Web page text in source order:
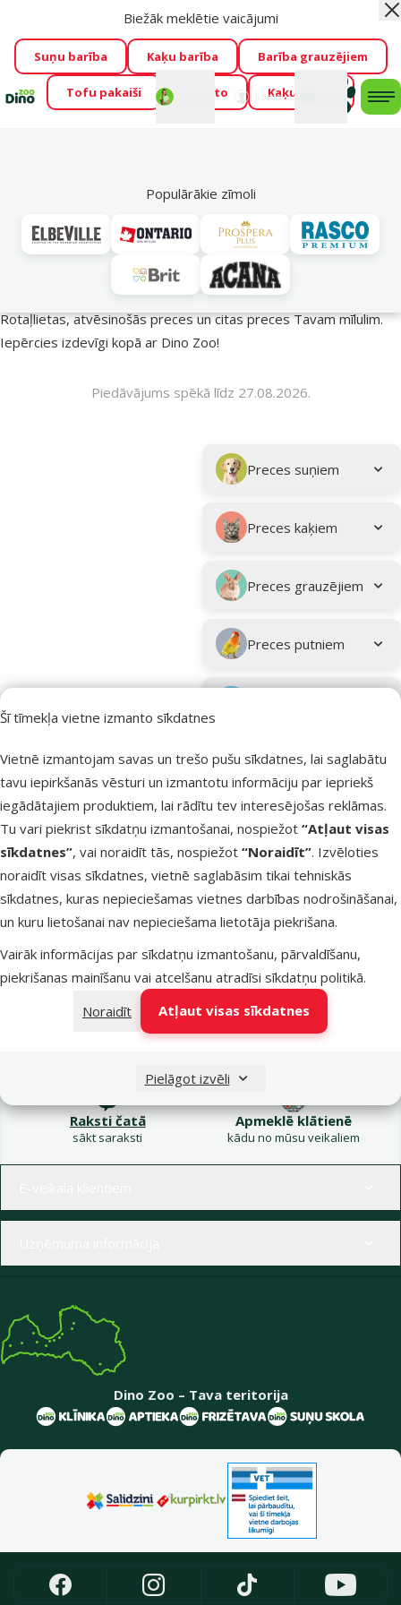
Visu mēnesi Dino Zoo piedāvā lieliskas cenas mīluļu TOP
barībām! 🍖→Skatīt piedāvājumu!
Fotokonkurss “GADA ŪSAIŅI”!
Varbūt tieši Tavs mīlulis
būs 2027. gada zvaigzne
→Piedalīties
Šī tīmekļa vietne izmanto sīkdatnes
Vietnē izmantojam savas un trešo pušu sīkdatnes, lai saglabātu
tavu iepirkšanās vēsturi un izmantotu informāciju par iepriekš
iegādātajiem produktiem, lai rādītu tev interesējošas reklāmas.
Tu vari piekrist sīkdatņu izmantošanai, nospiežot “Atļaut visas
sīkdatnes”, vai noraidīt tās, nospiežot “Noraidīt”. Izvēloties
noraidīt visas sīkdatnes, vietnē saglabāsim tikai tehniskās
sīkdatnes, kuras nepieciešamas vietnes darbības nodrošināšanai,
un kuru lietošanai nav nepieciešama lietotāja piekrišana.
Vairāk informācijas par sīkdatņu izmantošanu, pārvaldīšanu,
piekrišanas mainīšanu vai atcelšanu atradīsi sīkdatņu politikā.
Noraidīt
Atļaut visas sīkdatnes
Pielāgot izvēli
Mans
konts
Biežāk meklētie vaicājumi
Suņu barība Kaķu barība Barība grauzējiem
Tofu pakaiši Foresto Kaķu mājas
Populārākie zīmoli
Vasara turpinās – atlaides katrai gaumei!
Rotaļlietas, atvēsinošās preces un citas preces Tavam mīlulim.
Iepērcies izdevīgi kopā ar Dino Zoo!
Piedāvājums spēkā līdz 27.08.2026.
Apakškategorija
Preces suņiem
Preces kaķiem
Preces grauzējiem
Preces putniem
Preces
eksotiskajiem
Filtrs
Kampaņa: Vasara
turpinās – atlaides katrai
gaumei!
Kārtot pēc
Produkti nav atrasti
Raksti čatā
sākt saraksti
Apmeklē klātienē
kādu no mūsu veikaliem
Dino Zoo – Tava teritorija